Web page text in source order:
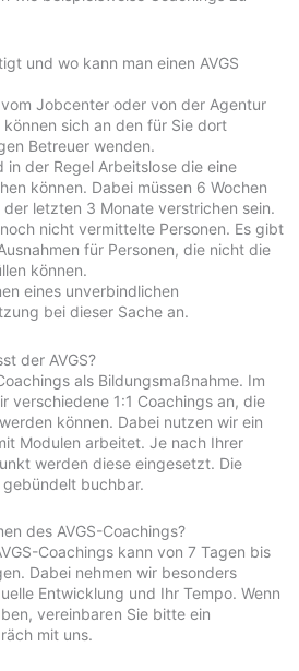
und wo kann man einen AVGS
Jobcenter oder von der Agentur
sich an den für Sie dort
Betreuer wenden.
der Regel Arbeitslose die eine
können. Dabei müssen 6 Wochen
letzten 3 Monate verstrichen sein.
nicht vermittelte Personen. Es gibt
für Personen, die nicht die
können.
eines unverbindlichen
bei dieser Sache an.
der AVGS?
als Bildungsmaßnahme. Im
verschiedene 1:1 Coachings an, die
können. Dabei nutzen wir ein
Modulen arbeitet. Je nach Ihrer
werden diese eingesetzt. Die
buchbar.
des AVGS-Coachings?
Coachings kann von 7 Tagen bis
Dabei nehmen wir besonders
Entwicklung und Ihr Tempo. Wenn
vereinbaren Sie bitte ein
mit uns.